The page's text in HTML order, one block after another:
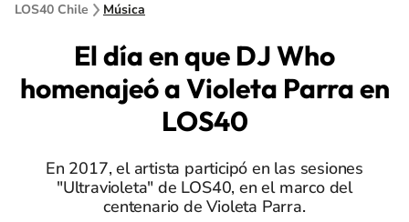
LOS40 Chile Música
El día en que DJ Who
homenajeó a Violeta Parra en
LOS40
En 2017, el artista participó en las sesiones
"Ultravioleta" de LOS40, en el marco del
centenario de Violeta Parra.